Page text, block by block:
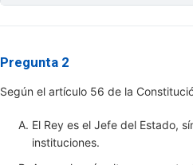
Pregunta 2
Según el artículo 56 de la
El Rey es el Jefe del Estado,
instituciones.